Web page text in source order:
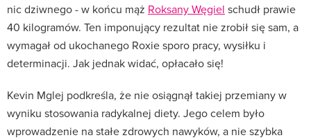
nic dziwnego - w końcu mąż Roksany Węgiel schudł prawie
40 kilogramów. Ten imponujący rezultat nie zrobił się sam, a
wymagał od ukochanego Roxie sporo pracy, wysiłku i
determinacji. Jak jednak widać, opłacało się!
Kevin Mglej podkreśla, że nie osiągnął takiej przemiany w
wyniku stosowania radykalnej diety. Jego celem było
wprowadzenie na stałe zdrowych nawyków, a nie szybka